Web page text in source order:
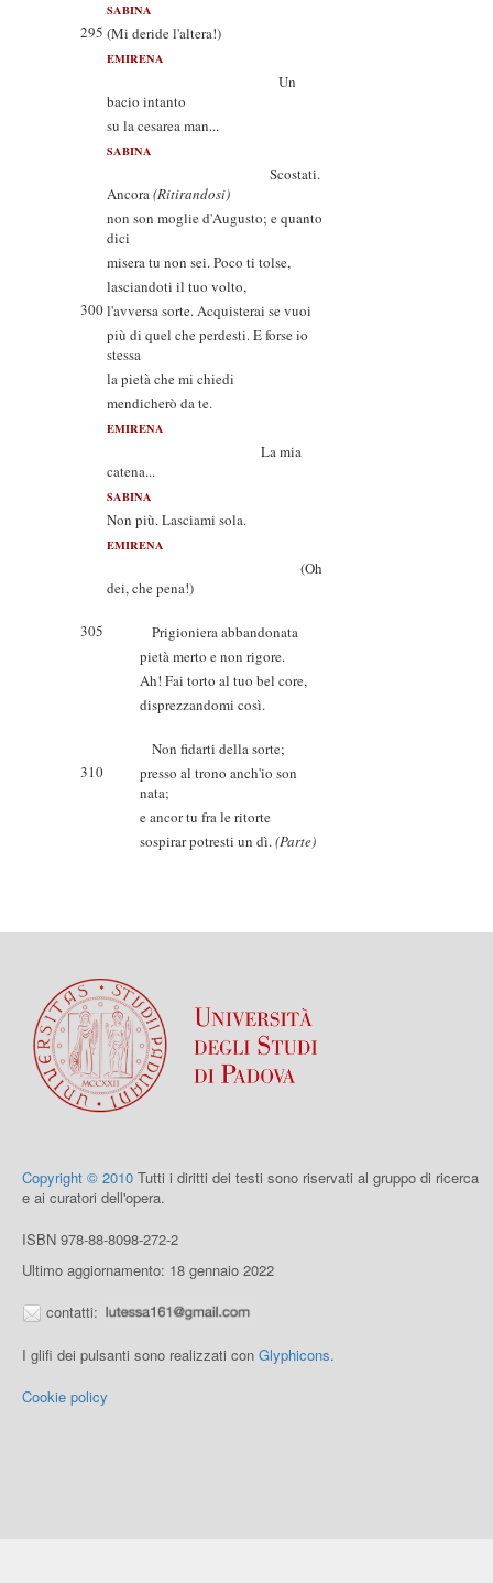
SABINA
295 (Mi deride l'altera!)
EMIRENA
Un
bacio intanto
su la cesarea man...
SABINA
Scostati.
Ancora(Ritirandosi)
non son moglie d'Augusto; e quanto
dici
misera tu non sei. Poco ti tolse,
lasciandoti il tuo volto,
300l'avversa sorte. Acquisterai se vuoi
più di quel che perdesti. E forse io
stessa
la pietà che mi chiedi
mendicherò da te.
EMIRENA
La mia
catena...
SABINA
Non più. Lasciami sola.
EMIRENA
(Oh
dei, che pena!)
305
Prigioniera abbandonata
pietà merto e non rigore.
Ah! Fai torto al tuo bel core,
disprezzandomi così.
Non fidarti della sorte;
310
presso al trono anch'io son
nata;
e ancor tu fra le ritorte
sospirar potresti un dì.(Parte)
Copyright © 2010 Tutti i diritti dei testi sono riservati al gruppo di ricerca
e ai curatori dell'opera.
ISBN 978-88-8098-272-2
Ultimo aggiornamento: 18 gennaio 2022
contatti:
I glifi dei pulsanti sono realizzati con Glyphicons.
Cookie policy